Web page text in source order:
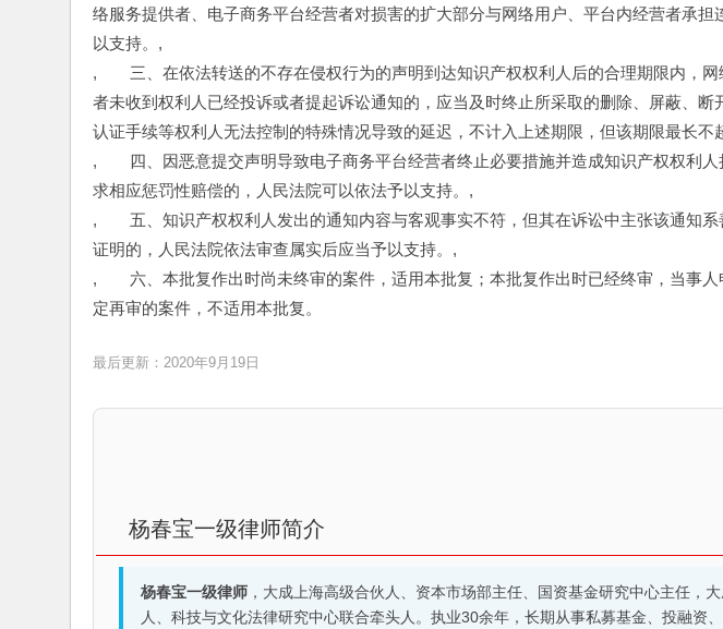
络服务提供者、电子商务平台经营者对损害的扩大部分与网络用户、平台内经营者承
以支持。,
,　　三、在依法转送的不存在侵权行为的声明到达知识产权权利人后的合理期限内，
者未收到权利人已经投诉或者提起诉讼通知的，应当及时终止所采取的删除、屏蔽、断
认证手续等权利人无法控制的特殊情况导致的延迟，不计入上述期限，但该期限最长不
,　　四、因恶意提交声明导致电子商务平台经营者终止必要措施并造成知识产权权利
求相应惩罚性赔偿的，人民法院可以依法予以支持。,
,　　五、知识产权权利人发出的通知内容与客观事实不符，但其在诉讼中主张该通知
证明的，人民法院依法审查属实后应当予以支持。,
,　　六、本批复作出时尚未终审的案件，适用本批复；本批复作出时已经终审，当事
定再审的案件，不适用本批复。
最后更新：2020年9月19日
杨春宝一级律师简介
杨春宝一级律师，大成上海高级合伙人、资本市场部主任、国资基金研究中心主任，
人、科技与文化法律研究中心联合牵头人。执业30余年，长期从事私募基金、投融资